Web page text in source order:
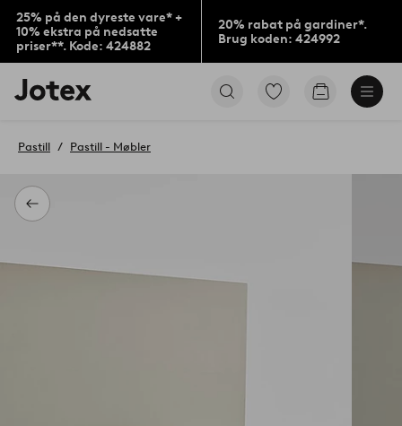
25% på den dyreste vare* +
10% ekstra på nedsatte
priser**. Kode: 424882
20% rabat på gardiner*.
Brug koden: 424992
Jotex
logo
til
Gå
Gå
Tilbage
Pastill Pastill - Møbler